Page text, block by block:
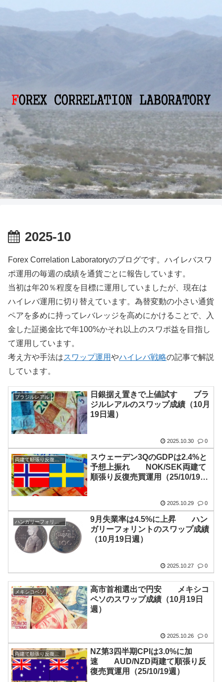
2025-10
Forex Correlation Laboratoryのブログです。ハイレバスワ
ポ運用の毎週の成績を通貨ごとに報告しています。
当初は年20％程度を目標に運用していましたが、現在は
ハイレバ運用に切り替えています。為替変動の小さい通貨
ペアを多めに持ってレバレッジを高めにかけることで、入
金した証拠金比で年100%かそれ以上のスワポ益を目指し
て運用しています。
考え方や手法はスワップ運用やハイレバ戦略の記事で解説
しています。
ブラジルレアル
日銀据え置きで上値試す ブラ
ジルレアルのスワップ成績（10月
19日週）
2025.10.30 0
両建て順張り反復売買
スウェーデン3QのGDPは2.4%と
予想上振れ NOK/SEK両建て
順張り反復売買運用（25/10/19
2025.10.29 0
ハンガリーフォリント
9月失業率は4.5%に上昇 ハン
ガリーフォリントのスワップ成績
（10月19日週）
2025.10.27 0
メキシコペソ
高市首相選出で円安 メキシコ
ペソのスワップ成績（10月19日
週）
2025.10.26 0
両建て順張り反復売買
NZ第3四半期CPIは3.0%に加
速 AUD/NZD両建て順張り反
復売買運用（25/10/19週）